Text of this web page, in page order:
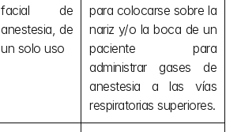
facial de
anestesia, de
un solo uso
para colocarse sobre la
nariz y/o la boca de un
paciente para
administrar gases de
anestesia a las vías
respiratorias superiores.